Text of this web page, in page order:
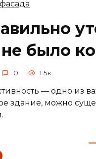
было
0 1.5к.
— одно из
здание, можно